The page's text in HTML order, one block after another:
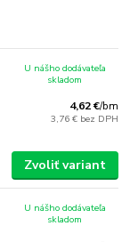
4,62 €/bm
3,76 € bez DPH
U nášho dodávateľa
skladom
Zvoliť variant
U nášho dodávateľa
skladom